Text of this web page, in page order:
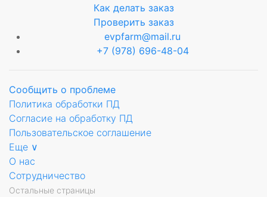
Как делать заказ
Проверить заказ
evpfarm@mail.ru
+7 (978) 696-48-04
Сообщить о проблеме
Политика обработки ПД
Согласие на обработку ПД
Пользовательское соглашение
Еще ∨
О нас
Сотрудничество
Остальные страницы